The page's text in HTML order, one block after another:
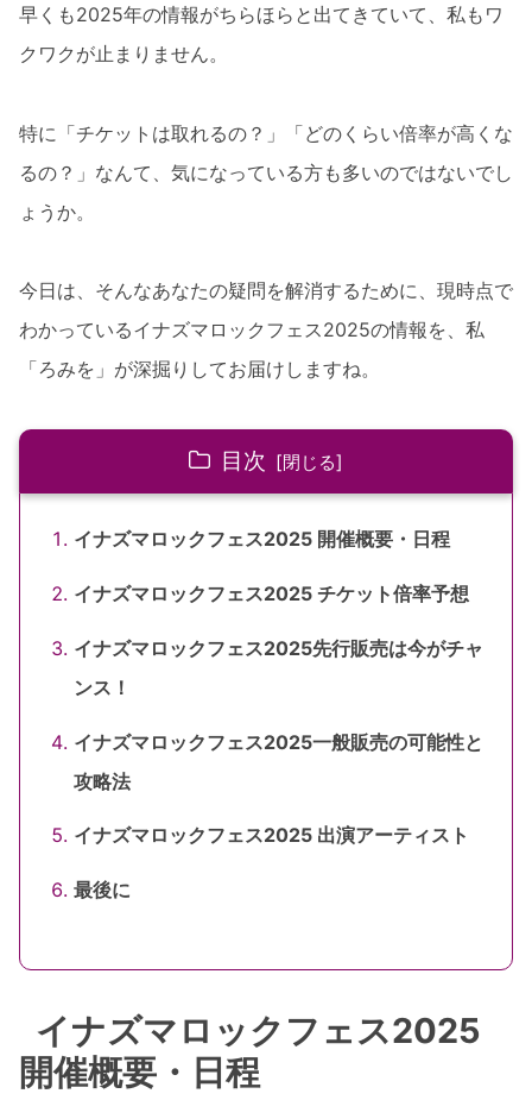
早くも2025年の情報がちらほらと出てきていて、私もワ
クワクが止まりません。
特に「チケットは取れるの？」「どのくらい倍率が高くな
るの？」なんて、気になっている方も多いのではないでし
ょうか。
今日は、そんなあなたの疑問を解消するために、現時点で
わかっているイナズマロックフェス2025の情報を、私
「ろみを」が深掘りしてお届けしますね。
目次
イナズマロックフェス2025 開催概要・日程
イナズマロックフェス2025 チケット倍率予想
イナズマロックフェス2025先行販売は今がチャ
ンス！
イナズマロックフェス2025一般販売の可能性と
攻略法
イナズマロックフェス2025 出演アーティスト
最後に
イナズマロックフェス2025
開催概要・日程